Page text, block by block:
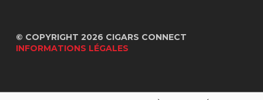
© COPYRIGHT 2026 CIGARS CONNECT
INFORMATIONS LÉGALES